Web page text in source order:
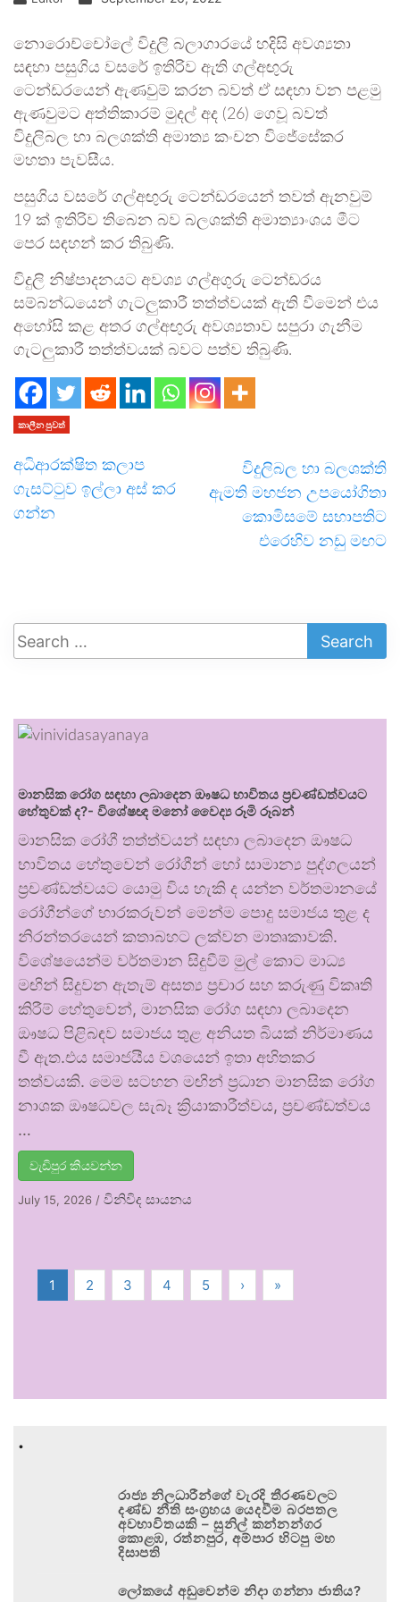
නොරොච්චෝලේ විදුලි බලාගාරයේ හදිසි අවශ්‍යතා
සඳහා පසුගිය වසරේ ඉතිරිව ඇති ගල්අඟුරු
ටෙන්ඩරයෙන් ඇණවුම් කරන බවත් ඒ සඳහා වන පළමු
ඇණවුමට අත්තිකාරම් මුදල් අද (26) ගෙවූ බවත්
විදුලිබල හා බලශක්ති අමාත්‍ය කංචන විජේසේකර
මහතා පැවසීය.
පසුගිය වසරේ ගල්අඟුරු ටෙන්ඩරයෙන් තවත් ඇනවුම්
19 ක් ඉතිරිව තිබෙන බව බලශක්ති අමාත්‍යාංශය මීට
පෙර සඳහන් කර තිබුණි.
විදුලි නිෂ්පාදනයට අවශ්‍ය ගල්අගුරු ටෙන්ඩරය
සම්බන්ධයෙන් ගැටලුකාරී තත්ත්වයක් ඇති වීමෙන් එය
අහෝසි කළ අතර ගල්අඟුරු අවශ්‍යතාව සපුරා ගැනීම
ගැටලුකාරී තත්ත්වයක් බවට පත්ව තිබුණි.
කාලීන පුවත්
අධිආරක්ෂිත කලාප
ගැසට්ටුව ඉල්ලා අස් කර
ගන්න
විදුලිබල හා බලශක්ති
ඇමති මහජන උපයෝගිතා
කොමිසමේ සභාපතිට
එරෙහිව නඩු මඟට
මානසික රෝග සඳහා ලබාදෙන ඖෂධ භාවිතය ප්‍රචණ්ඩත්වයට
හේතුවක් ද?- විශේෂඥ මනෝ වෛද්‍ය රූමි රූබන්
මානසික රෝගී තත්ත්වයන් සඳහා ලබාදෙන ඖෂධ
භාවිතය හේතුවෙන් රෝගීන් හෝ සාමාන්‍ය පුද්ගලයන්
ප්‍රචණ්ඩත්වයට යොමු විය හැකි ද යන්න වර්තමානයේ
රෝගීන්ගේ භාරකරුවන් මෙන්ම පොදු සමාජය තුළ ද
නිරන්තරයෙන් කතාබහට ලක්වන මාතෘකාවකි.
විශේෂයෙන්ම වර්තමාන සිදුවීම් මුල් කොට මාධ්‍ය
මඟින් සිදුවන ඇතැම් අසත්‍ය ප්‍රචාර සහ කරුණු විකෘති
කිරීම් හේතුවෙන්, මානසික රෝග සඳහා ලබාදෙන
ඖෂධ පිළිබඳව සමාජය තුළ අනියත බියක් නිර්මාණය
වී ඇත.එය සමාජයීය වශයෙන් ඉතා අහිතකර
තත්වයකි. මෙම සටහන මඟින් ප්‍රධාන මානසික රෝග
නාශක ඖෂධවල සැබෑ ක්‍රියාකාරීත්වය, ප්‍රචණ්ඩත්වය
…
වැඩිපුර කියවන්න
July 15, 2026 / විනිවිද සායනය
1 2 3 4 5 › »
.
රාජ්‍ය නිලධාරීන්ගේ වැරදි තීරණවලට
දණ්ඩ නීති සංග්‍රහය යෙදවීම බරපතල
අවභාවිතයකි – සුනිල් කන්නන්ගර
කොළඹ, රත්නපුර, අම්පාර හිටපු මහ
දිසාපති
ලෝකයේ අඩුවෙන්ම නිදා ගන්නා ජාතිය?